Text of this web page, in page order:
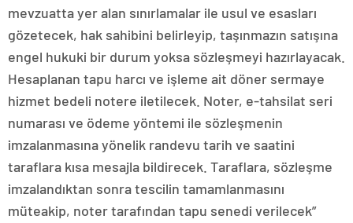
mevzuatta yer alan sınırlamalar ile usul ve esasları
gözetecek, hak sahibini belirleyip, taşınmazın satışına
engel hukuki bir durum yoksa sözleşmeyi hazırlayacak.
Hesaplanan tapu harcı ve işleme ait döner sermaye
hizmet bedeli notere iletilecek. Noter, e-tahsilat seri
numarası ve ödeme yöntemi ile sözleşmenin
imzalanmasına yönelik randevu tarih ve saatini
taraflara kısa mesajla bildirecek. Taraflara, sözleşme
imzalandıktan sonra tescilin tamamlanmasını
müteakip, noter tarafından tapu senedi verilecek”